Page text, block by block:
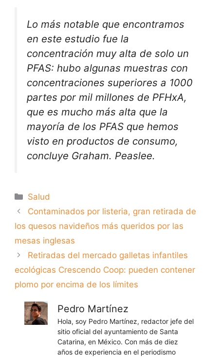
Lo más notable que encontramos
en este estudio fue la
concentración muy alta de solo un
PFAS: hubo algunas muestras con
concentraciones superiores a 1000
partes por mil millones de PFHxA,
que es mucho más alta que la
mayoría de los PFAS que hemos
visto en productos de consumo,
concluye Graham. Peaslee.
Categorías
Salud
Contaminados por listeria, gran retirada de
los quesos navideños más queridos por las
mesas inglesas
Retiradas del mercado galletas infantiles
ecológicas Crescendo Coop: pueden contener
plomo por encima de los límites
Pedro Martínez
Hola, soy Pedro Martínez, redactor jefe del
sitio oficial del ayuntamiento de Santa
Catarina, en México. Con más de diez
años de experiencia en el periodismo